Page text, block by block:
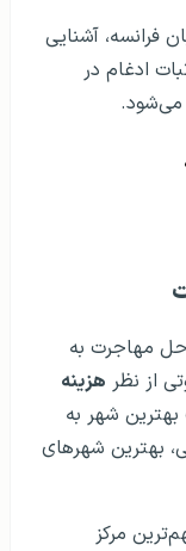
فرانسه، آشنایی
ادغام در
می‌شود.
مهاجرت به
از نظر هزینه
بهترین شهر به
بهترین شهرهای
مرکز